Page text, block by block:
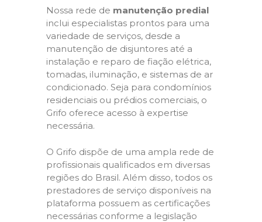
Nossa rede de manutenção predial
inclui especialistas prontos para uma
variedade de serviços, desde a
manutenção de disjuntores até a
instalação e reparo de fiação elétrica,
tomadas, iluminação, e sistemas de ar
condicionado. Seja para condomínios
residenciais ou prédios comerciais, o
Grifo oferece acesso à expertise
necessária.
O Grifo dispõe de uma ampla rede de
profissionais qualificados em diversas
regiões do Brasil. Além disso, todos os
prestadores de serviço disponíveis na
plataforma possuem as certificações
necessárias conforme a legislação